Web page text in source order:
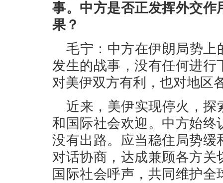
事。中方是否正发挥外交
果？
毛宁：中方在伊朗局势上
发生的战事，没有任何进
对美伊双方有利，也对地区
近来，美伊实现停火，
和国际社会欢迎。中方始
没有出路。应当稳住局势
对话协商，达成兼顾各方
国际社会呼声，共同维护